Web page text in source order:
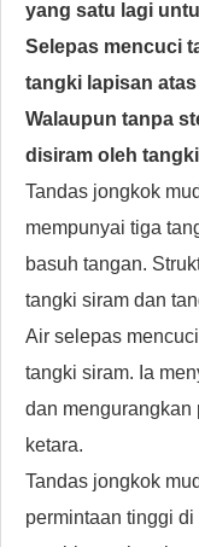
yang satu lagi
Selepas mencuci
tangki lapisan
Walaupun tanpa
disiram oleh
Tandas jongkok
mempunyai tiga
basuh tangan.
tangki siram dan
Air selepas
tangki siram. Ia
dan mengurangkan
ketara.
Tandas jongkok
permintaan tinggi